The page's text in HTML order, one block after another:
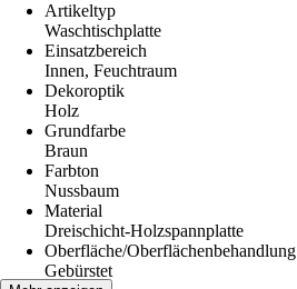
Artikeltyp
Waschtischplatte
Einsatzbereich
Innen, Feuchtraum
Dekoroptik
Holz
Grundfarbe
Braun
Farbton
Nussbaum
Material
Dreischicht-Holzspannplatte
Oberfläche/Oberflächenbehandlung
Gebürstet